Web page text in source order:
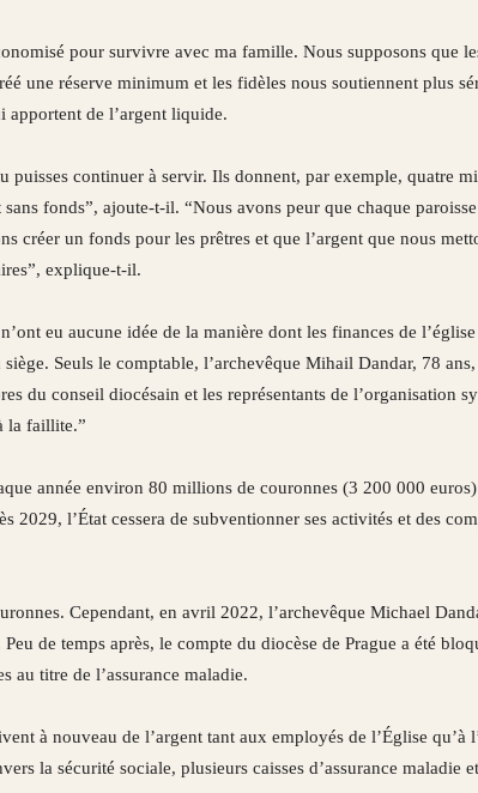
pour survivre avec ma famille. Nous supposons que
une réserve minimum et les fidèles nous soutiennent plus
apportent de l’argent liquide.
puisses continuer à servir. Ils donnent, par exemple, quatre
fonds”, ajoute-t-il. “Nous avons peur que chaque
créer un fonds pour les prêtres et que l’argent que nous
explique-t-il.
eu aucune idée de la manière dont les finances de
Seuls le comptable, l’archevêque Mihail Dandar, 78
du conseil diocésain et les représentants de l’organisation
la faillite.”
année environ 80 millions de couronnes (3 200 000
2029, l’État cessera de subventionner ses activités et des
Cependant, en avril 2022, l’archevêque Michael
de temps après, le compte du diocèse de Prague a été
au titre de l’assurance maladie.
à nouveau de l’argent tant aux employés de l’Église qu’à
la sécurité sociale, plusieurs caisses d’assurance maladie